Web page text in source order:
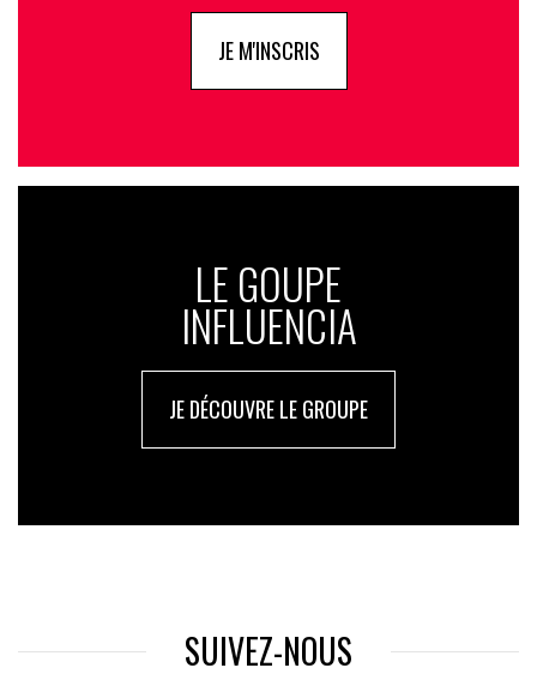
JE M'INSCRIS
LE GOUPE
INFLUENCIA
JE DÉCOUVRE LE GROUPE
SUIVEZ-NOUS